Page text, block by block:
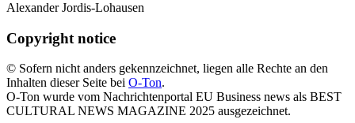
Alexander Jordis-Lohausen
Copyright notice
© Sofern nicht anders gekennzeichnet, liegen alle Rechte an den
Inhalten dieser Seite bei O-Ton.
O-Ton wurde vom Nachrichtenportal EU Business news als BEST
CULTURAL NEWS MAGAZINE 2025 ausgezeichnet.